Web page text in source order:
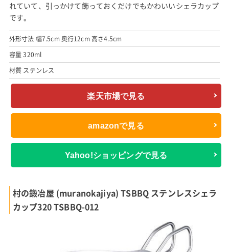
れていて、引っかけて飾っておくだけでもかわいいシェラカップ
です。
外形寸法 幅7.5cm 奥行12cm 高さ4.5cm
容量 320ml
材質 ステンレス
楽天市場で見る
amazonで見る
Yahoo!ショッピングで見る
村の鍛冶屋 (muranokajiya) TSBBQ ステンレスシェラ
カップ320 TSBBQ-012